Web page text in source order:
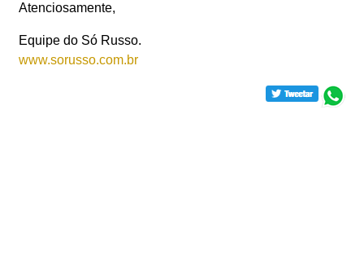
Atenciosamente,
Equipe do Só Russo.
www.sorusso.com.br